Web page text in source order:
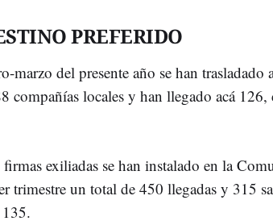
PREFERIDO
marzo del presente año se han trasladado
compañías locales y han llegado acá
firmas exiliadas se han instalado en la
trimestre un total de 450 llegadas y 315